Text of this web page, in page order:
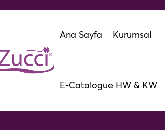
Ana Sayfa Kurumsal
E-Catalogue HW & KW